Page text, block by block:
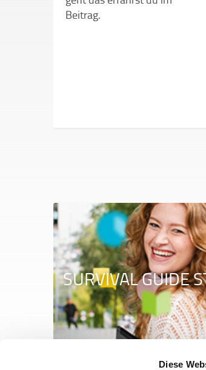
Diese
Beitrag.
SURVIVAL GUIDE